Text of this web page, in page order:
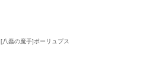
[八蠢の魔手]ポーリュプス